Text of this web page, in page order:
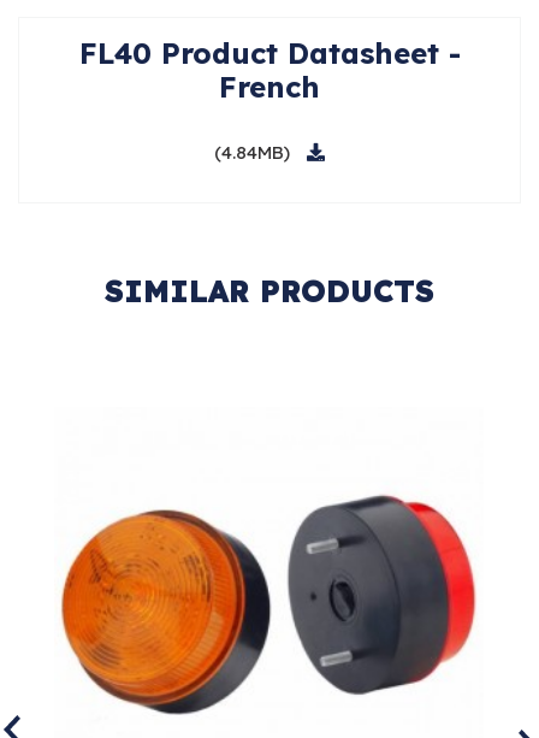
FL40 Product Datasheet -
French
(4.84MB)
SIMILAR PRODUCTS